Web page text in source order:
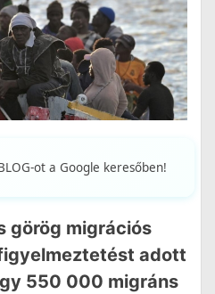
ot a Google keresőben!
görög migrációs
adott
550 000 migráns